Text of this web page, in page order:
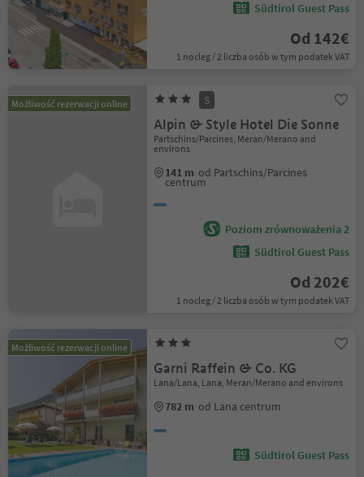
Südtirol Guest Pass
Od 142€
1 nocleg / 2 liczba osób w tym podatek VAT
Możliwość rezerwacji online S
Alpin & Style Hotel Die Sonne
Partschins/Parcines, Meran/Merano and
environs
141 m od Partschins/Parcines
centrum
Poziom zrównoważenia 2
Südtirol Guest Pass
Od 202€
1 nocleg / 2 liczba osób w tym podatek VAT
Możliwość rezerwacji online
Garni Raffein & Co. KG
Lana/Lana, Lana, Meran/Merano and environs
782 m od Lana centrum
Südtirol Guest Pass